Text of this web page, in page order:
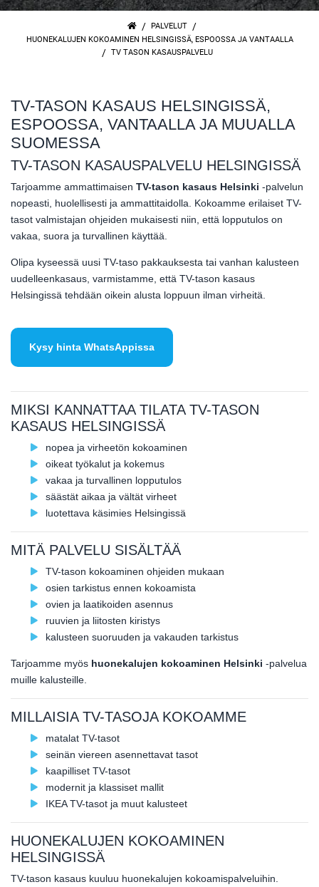
/ PALVELUT /
HUONEKALUJEN KOKOAMINEN HELSINGISSÄ, ESPOOSSA JA VANTAALLA
/ TV TASON KASAUSPALVELU
TV-TASON KASAUS HELSINGISSÄ,
ESPOOSSA, VANTAALLA JA MUUALLA
SUOMESSA
TV-TASON KASAUSPALVELU HELSINGISSÄ
Tarjoamme ammattimaisen TV-tason kasaus Helsinki -palvelun
nopeasti, huolellisesti ja ammattitaidolla. Kokoamme erilaiset TV-
tasot valmistajan ohjeiden mukaisesti niin, että lopputulos on
vakaa, suora ja turvallinen käyttää.
Olipa kyseessä uusi TV-taso pakkauksesta tai vanhan kalusteen
uudelleenkasaus, varmistamme, että TV-tason kasaus
Helsingissä tehdään oikein alusta loppuun ilman virheitä.
Kysy hinta WhatsAppissa
MIKSI KANNATTAA TILATA TV-TASON
KASAUS HELSINGISSÄ
nopea ja virheetön kokoaminen
oikeat työkalut ja kokemus
vakaa ja turvallinen lopputulos
säästät aikaa ja vältät virheet
luotettava käsimies Helsingissä
MITÄ PALVELU SISÄLTÄÄ
TV-tason kokoaminen ohjeiden mukaan
osien tarkistus ennen kokoamista
ovien ja laatikoiden asennus
ruuvien ja liitosten kiristys
kalusteen suoruuden ja vakauden tarkistus
Tarjoamme myös huonekalujen kokoaminen Helsinki -palvelua
muille kalusteille.
MILLAISIA TV-TASOJA KOKOAMME
matalat TV-tasot
seinän viereen asennettavat tasot
kaapilliset TV-tasot
modernit ja klassiset mallit
IKEA TV-tasot ja muut kalusteet
HUONEKALUJEN KOKOAMINEN
HELSINGISSÄ
TV-tason kasaus kuuluu huonekalujen kokoamispalveluihin.